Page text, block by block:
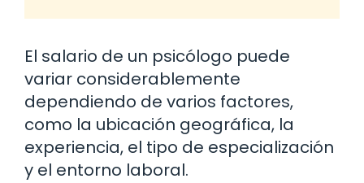
El salario de un psicólogo puede
variar considerablemente
dependiendo de varios factores,
como la ubicación geográfica, la
experiencia, el tipo de especialización
y el entorno laboral.